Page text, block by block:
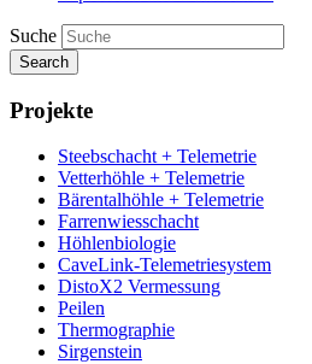
Suche
Search
Projekte
Steebschacht + Telemetrie
Vetterhöhle + Telemetrie
Bärentalhöhle + Telemetrie
Farrenwiesschacht
Höhlenbiologie
CaveLink-Telemetriesystem
DistoX2 Vermessung
Peilen
Thermographie
Sirgenstein